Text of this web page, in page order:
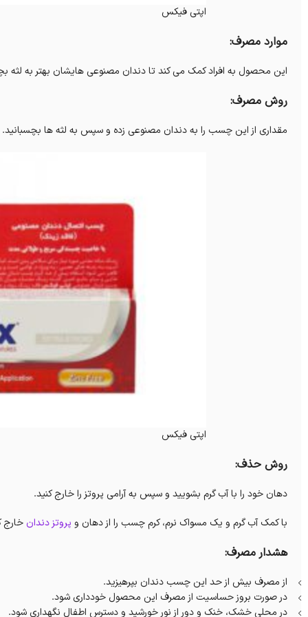
اپتی فیکس
موارد مصرف:
این محصول به افراد کمک می کند تا دندان مصنوعی هایشان بهتر به لثه
روش مصرف:
مقداری از این چسب را به دندان مصنوعی زده و سپس به لثه ها بچسبانید.
اپتی فیکس
روش حذف:
دهان خود را با آب گرم بشویید و سپس به آرامی پروتز را خارج کنید.
با کمک آب گرم و یک مسواک نرم، کرم چسب را از دهان و پروتز دندان خارج
هشدار مصرف:
از مصرف بیش از حد این چسب دندان بپرهیزید.
در صورت بروز حساسیت از مصرف این محصول خودداری شود.
در محلی خشک، خنک و دور از نور خورشید و دسترس اطفال نگهداری شود.